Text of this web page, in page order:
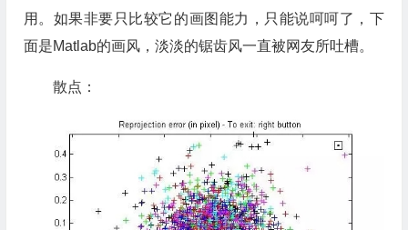
用。如果非要只比较它的画图能力，只能说呵呵了，下
面是Matlab的画风，淡淡的锯齿风一直被网友所吐槽。
散点：